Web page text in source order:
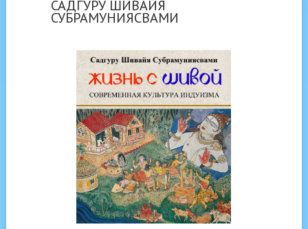
САДГУРУ ШИВАЙЯ
СУБРАМУНИЯСВАМИ